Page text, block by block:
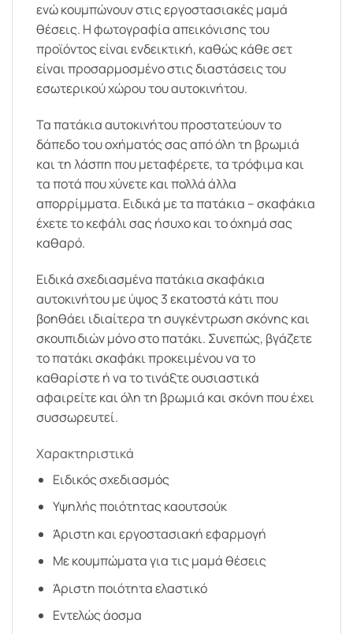
ενώ κουμπώνουν στις εργοστασιακές μαμά
θέσεις. Η φωτογραφία απεικόνισης του
προϊόντος είναι ενδεικτική, καθώς κάθε σετ
είναι προσαρμοσμένο στις διαστάσεις του
εσωτερικού χώρου του αυτοκινήτου.
Τα πατάκια αυτοκινήτου προστατεύουν το
δάπεδο του οχήματός σας από όλη τη βρωμιά
και τη λάσπη που μεταφέρετε, τα τρόφιμα και
τα ποτά που χύνετε και πολλά άλλα
απορρίμματα. Ειδικά με τα πατάκια – σκαφάκια
έχετε το κεφάλι σας ήσυχο και το όχημά σας
καθαρό.
Ειδικά σχεδιασμένα πατάκια σκαφάκια
αυτοκινήτου με ύψος 3 εκατοστά κάτι που
βοηθάει ιδιαίτερα τη συγκέντρωση σκόνης και
σκουπιδιών μόνο στο πατάκι. Συνεπώς, βγάζετε
το πατάκι σκαφάκι προκειμένου να το
καθαρίστε ή να το τινάξτε ουσιαστικά
αφαιρείτε και όλη τη βρωμιά και σκόνη που έχει
συσσωρευτεί.
Χαρακτηριστικά
Ειδικός σχεδιασμός
Υψηλής ποιότητας καουτσούκ
Άριστη και εργοστασιακή εφαρμογή
Με κουμπώματα για τις μαμά θέσεις
Άριστη ποιότητα ελαστικό
Εντελώς άοσμα